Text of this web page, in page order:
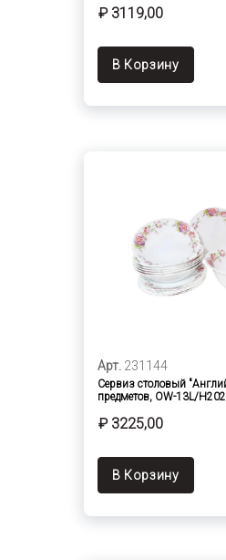
₽ 3119,00
В Корзину
Арт. 231144
Сервиз столовый
предметов, OW-13L/
₽ 3225,00
В Корзину